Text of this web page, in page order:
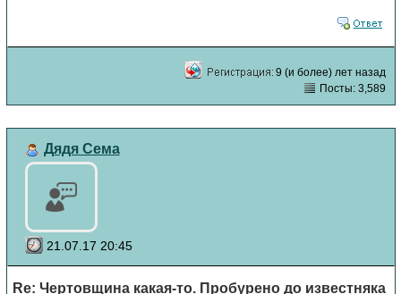
9 (и более) лет назад
Посты: 3,589
Дядя Сема
21.07.17 20:45
Re: Чертовщина какая-то. Пробурено до известняка